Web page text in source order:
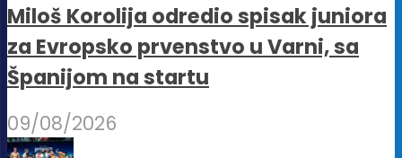
Miloš Korolija odredio spisak juniora
za Evropsko prvenstvo u Varni, sa
Španijom na startu
09/08/2026